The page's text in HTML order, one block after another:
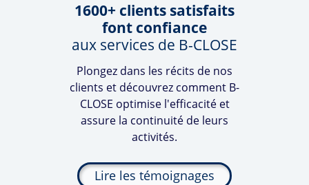
1600+ clients satisfaits
font confiance
aux services de B-CLOSE
Plongez dans les récits de nos
clients et découvrez comment B-
CLOSE optimise l'efficacité et
assure la continuité de leurs
activités.
Lire les témoignages